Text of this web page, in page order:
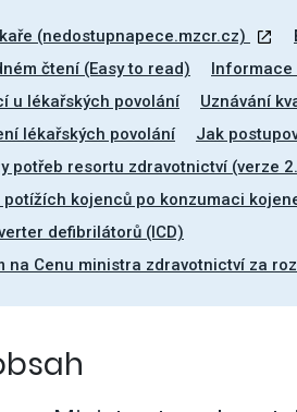
(nedostupnapece.mzcr.cz)
čtení (Easy to read)
u lékařských povolání
Uznávání
lékařských povolání
Jak
potřeb resortu zdravotnictví (verze
kojenců po konzumaci
defibrilátorů (ICD)
na Cenu ministra zdravotnictví za